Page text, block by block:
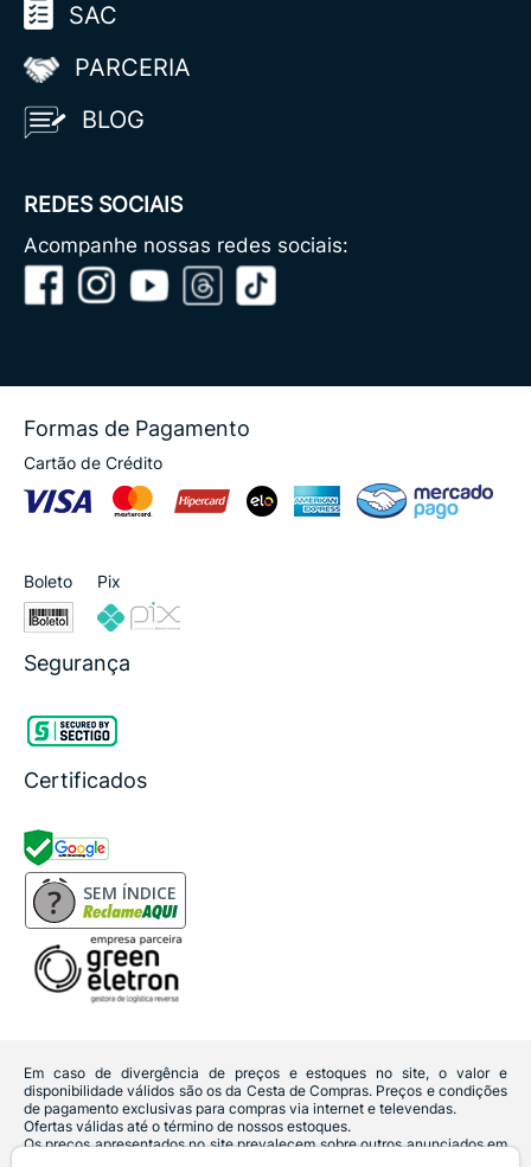
SAC
PARCERIA
BLOG
REDES SOCIAIS
Acompanhe nossas redes sociais:
Formas de Pagamento
Cartão de Crédito
Boleto Pix
Segurança
Certificados
SEM ÍNDICE
Em caso de divergência de preços e estoques no site, o valor e
disponibilidade válidos são os da Cesta de Compras. Preços e condições
de pagamento exclusivas para compras via internet e televendas.
Ofertas válidas até o término de nossos estoques.
Os preços apresentados no site prevalecem sobre outros anunciados em